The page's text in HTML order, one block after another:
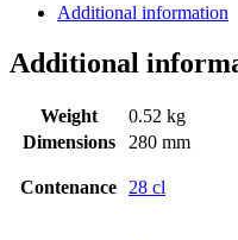
Additional information
Additional
Weight
0.52 kg
Dimensions
280 mm
Contenance 28 cl